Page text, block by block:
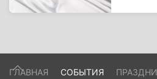
ГЛАВНАЯ СОБЫТИЯ